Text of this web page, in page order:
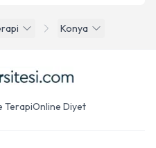
Konya
TerapiOnline Diyet